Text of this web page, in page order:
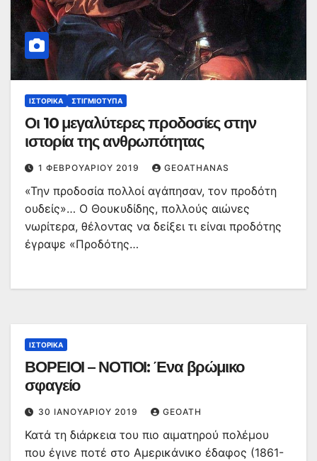
ΙΣΤΟΡΙΚΆ ΣΤΙΓΜΙΌΤΥΠΑ
Οι 10 μεγαλύτερες προδοσίες στην
ιστορία της ανθρωπότητας
1 ΦΕΒΡΟΥΑΡΊΟΥ 2019 GEOATHANAS
«Την προδοσία πολλοί αγάπησαν, τον προδότη
ουδείς»… Ο Θουκυδίδης, πολλούς αιώνες
νωρίτερα, θέλοντας να δείξει τι είναι προδότης
έγραψε «Προδότης…
ΙΣΤΟΡΙΚΆ
ΒΟΡΕΙΟΙ – ΝΟΤΙΟΙ: Ένα βρώμικο
σφαγείο
30 ΙΑΝΟΥΑΡΊΟΥ 2019 GEOATH
Κατά τη διάρκεια του πιο αιματηρού πολέμου
που έγινε ποτέ στο Αμερικάνικο έδαφος (1861-